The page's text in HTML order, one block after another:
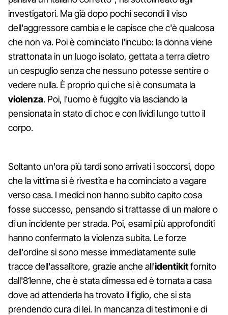
investigatori. Ma già dopo pochi secondi il viso
dell'aggressore cambia e le capisce che c'è qualcosa
che non va. Poi è cominciato l'incubo: la donna viene
strattonata in un luogo isolato, gettata a terra dietro
un cespuglio senza che nessuno potesse sentire o
vedere nulla. È proprio qui che si è consumata la
violenza. Poi, l'uomo è fuggito via lasciando la
pensionata in stato di choc e con lividi lungo tutto il
corpo.
Soltanto un'ora più tardi sono arrivati i soccorsi, dopo
che la vittima si è rivestita e ha cominciato a vagare
verso casa. I medici non hanno subito capito cosa
fosse successo, pensando si trattasse di un malore o
di un incidente per strada. Poi, esami più approfonditi
hanno confermato la violenza subita. Le forze
dell'ordine si sono messe immediatamente sulle
tracce dell'assalitore, grazie anche all'identikitfornito
dall'81enne, che è stata dimessa ed è tornata a casa
dove ad attenderla ha trovato il figlio, che si sta
prendendo cura di lei. In mancanza di testimoni e di